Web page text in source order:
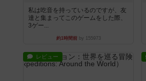
私は吃音を持っているのですが、友
達と集まってこのゲームをした際、
3ゲー...
約1時間前by 155973
レビュー